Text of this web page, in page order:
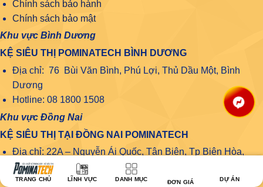
Chính sách bảo hành
Chính sách bảo mật
Khu vực Bình Dương
KỆ SIÊU THỊ POMINATECH BÌNH DƯƠNG
Địa chỉ: 76 Bùi Văn Bình, Phú Lợi, Thủ Dầu Một, Bình
Dương
Hotline: 08 1800 1508
Khu vực Đồng Nai
KỆ SIÊU THỊ TẠI ĐỒNG NAI POMINATECH
Địa chỉ: 22A – Nguyễn Ái Quốc, Tân Biên, Tp Biên Hòa,
Đồng Nai
Số điện thoại: 08.1800.1508
TRANG CHỦ LĨNH VỰC DANH MỤC ĐƠN GIÁ DỰ ÁN